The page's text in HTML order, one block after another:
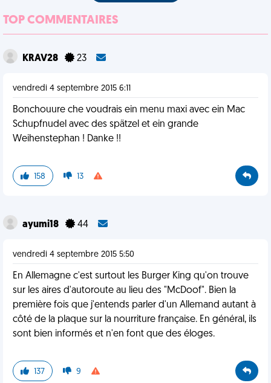
TOP COMMENTAIRES
KRAV28 23
vendredi 4 septembre 2015 6:11
Bonchouure che voudrais ein menu maxi avec ein Mac
Schupfnudel avec des spätzel et ein grande
Weihenstephan ! Danke !!
158 13
ayumi18 44
vendredi 4 septembre 2015 5:50
En Allemagne c'est surtout les Burger King qu'on trouve
sur les aires d'autoroute au lieu des "McDoof". Bien la
première fois que j'entends parler d'un Allemand autant à
côté de la plaque sur la nourriture française. En général, ils
sont bien informés et n'en font que des éloges.
137 9